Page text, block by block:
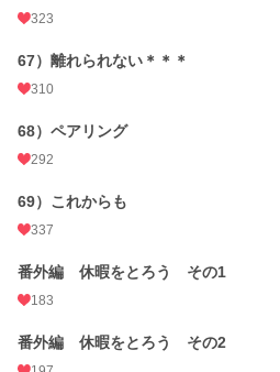
323
67）離れられない＊＊＊
310
68）ペアリング
292
69）これからも
337
番外編 休暇をとろう その1
183
番外編 休暇をとろう その2